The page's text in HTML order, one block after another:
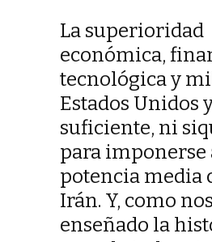
La superioridad
económica,
tecnológica y
Estados Unidos
suficiente, ni
para imponerse
potencia media
Irán. Y, como
enseñado la